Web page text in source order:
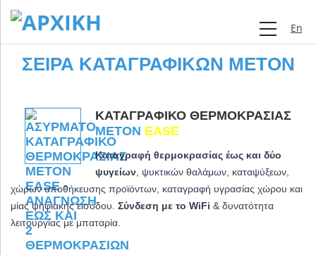
ΣΕΙΡΆ ΚΑΤΑΓΡΑΦΙΚΏΝ METON
ΚΑΤΑΓΡΑΦΙΚΌ ΘΕΡΜΟΚΡΑΣΊΑΣ
METON EASE
Καταγραφή θερμοκρασίας έως και δύο
ψυγείων , ψυκτικών θαλάμων, καταψύξεων,
χώρων αποθήκευσης προϊόντων, καταγραφή υγρασίας χώρου και
μίας ψηφιακής εισόδου. Σύνδεση με το WiFi & δυνατότητα
λειτουργίας με μπαταρία.